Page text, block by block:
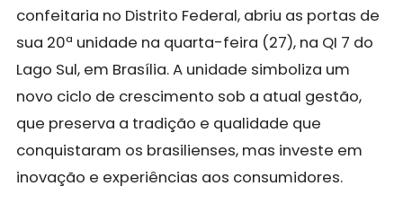
confeitaria no Distrito Federal, abriu as portas de
sua 20ª unidade na quarta-feira (27), na QI 7 do
Lago Sul, em Brasília. A unidade simboliza um
novo ciclo de crescimento sob a atual gestão,
que preserva a tradição e qualidade que
conquistaram os brasilienses, mas investe em
inovação e experiências aos consumidores.